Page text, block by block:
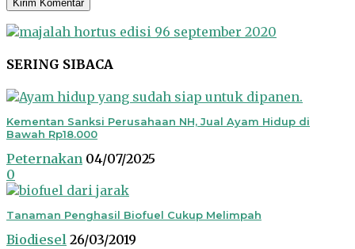
SERING SIBACA
Kementan Sanksi Perusahaan NH, Jual Ayam Hidup di
Bawah Rp18.000
Peternakan 04/07/2025
0
Tanaman Penghasil Biofuel Cukup Melimpah
Biodiesel 26/03/2019